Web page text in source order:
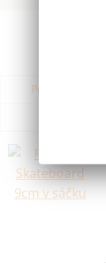
Podle názvu